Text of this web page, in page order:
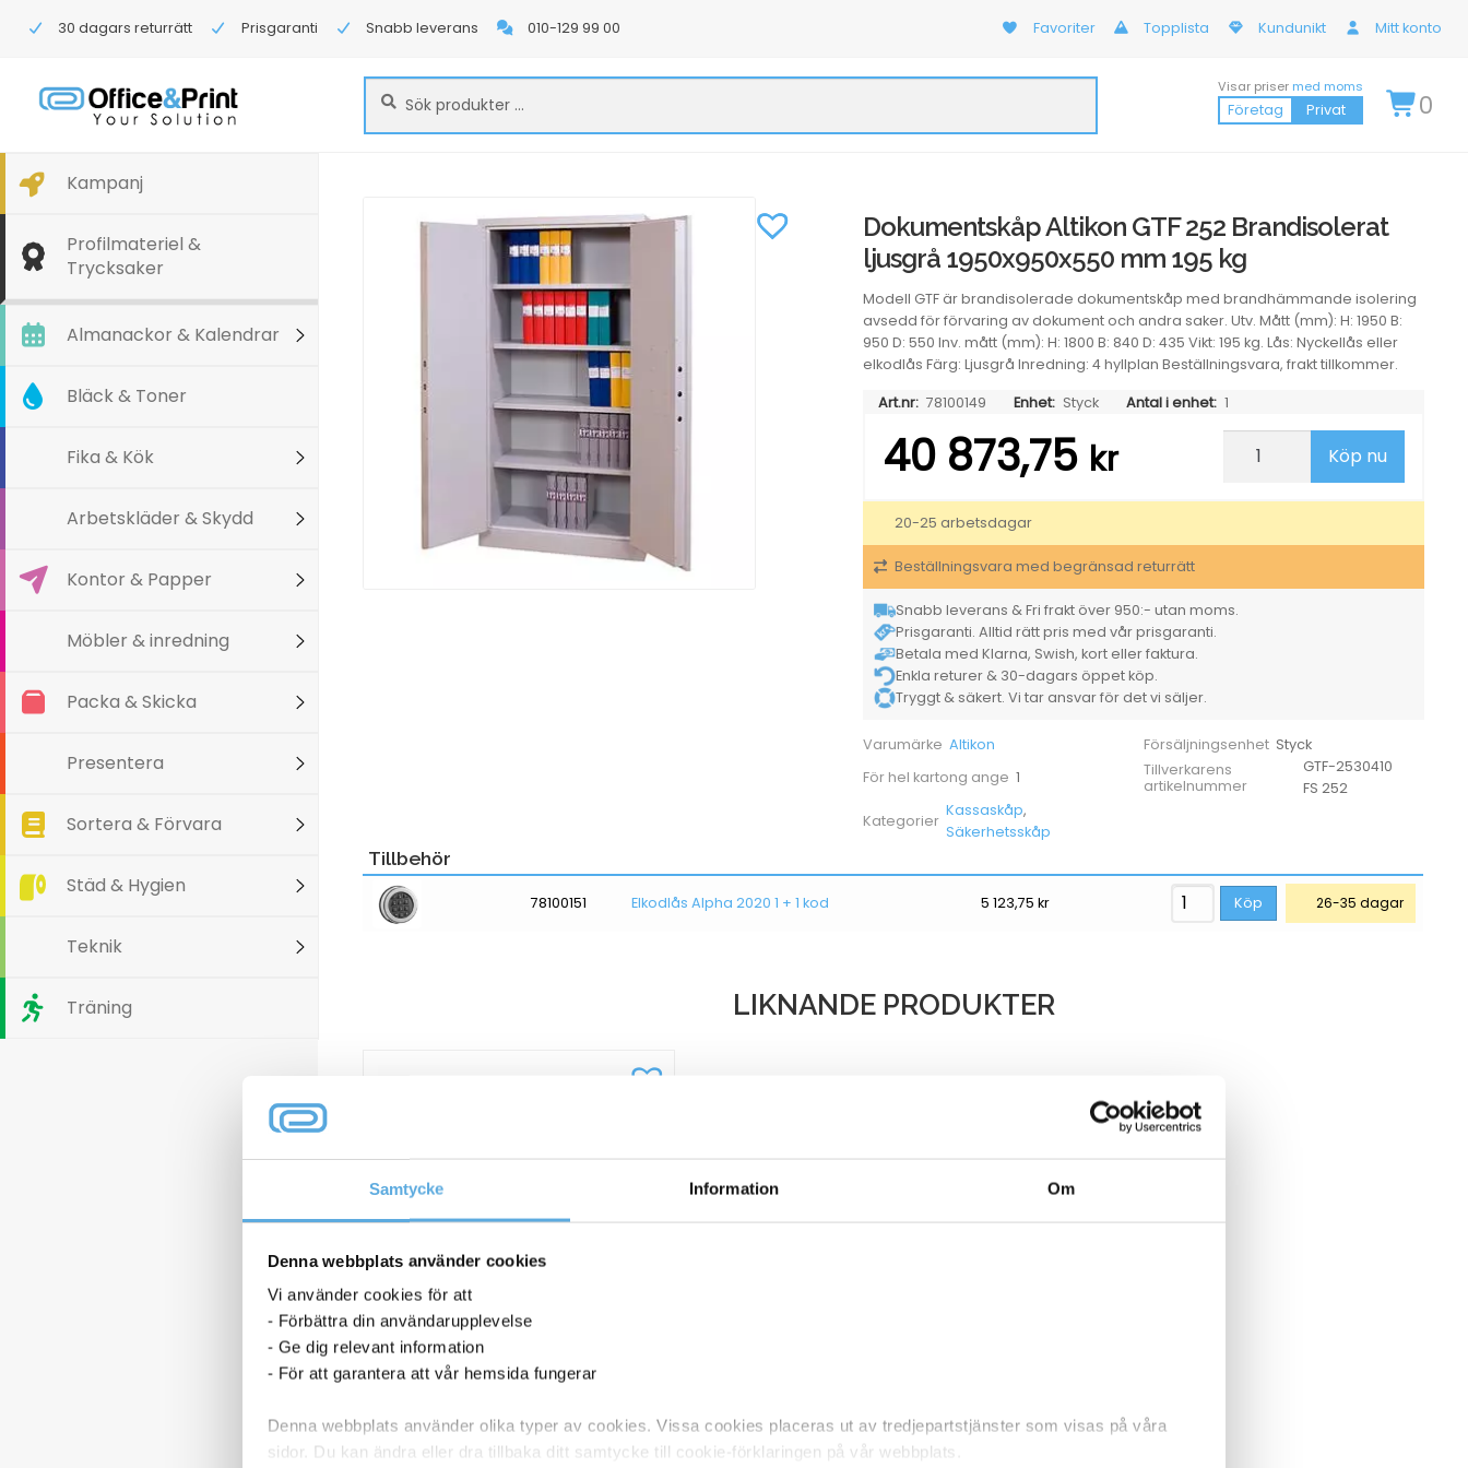
Samtycke Information Om
Denna webbplats använder cookies
Vi använder cookies för att
- Förbättra din användarupplevelse
- Ge dig relevant information
- För att garantera att vår hemsida fungerar
Denna webbplats använder olika typer av cookies. Vissa cookies placeras ut av tredjepartstjänster som visas på våra
sidor. Du kan ändra eller dra tillbaka ditt samtycke till cookie-förklaringen på vår webbplats.
30 dagars returrätt Prisgaranti Snabb leverans 010-129 99 00 Favoriter Topplista Kundunikt Mitt konto
Sök
efter:
Sök Visar priser med moms
Företag Privat 0
Kampanj
Profilmateriel &
Trycksaker
Almanackor & Kalendrar
Bläck & Toner
Fika & Kök
Arbetskläder & Skydd
Kontor & Papper
Möbler & inredning
Packa & Skicka
Presentera
Sortera & Förvara
Städ & Hygien
Teknik
Träning
Dokumentskåp Altikon GTF 252 Brandisolerat
ljusgrå 1950x950x550 mm 195 kg
Modell GTF är brandisolerade dokumentskåp med brandhämmande isolering
avsedd för förvaring av dokument och andra saker. Utv. Mått (mm): H: 1950 B:
950 D: 550 Inv. mått (mm): H: 1800 B: 840 D: 435 Vikt: 195 kg. Lås: Nyckellås eller
elkodlås Färg: Ljusgrå Inredning: 4 hyllplan Beställningsvara, frakt tillkommer.
Art.nr: 78100149 Enhet: Styck Antal i enhet: 1
40 873,75 kr
Dokumentskåp
Altikon
252
ljusgrå
mm
195
Köp nu
20-25 arbetsdagar
Beställningsvara med begränsad returrätt
Snabb leverans & Fri frakt över 950:- utan moms.
Prisgaranti. Alltid rätt pris med vår prisgaranti.
Betala med Klarna, Swish, kort eller faktura.
Enkla returer & 30-dagars öppet köp.
Tryggt & säkert. Vi tar ansvar för det vi säljer.
Varumärke Altikon Försäljningsenhet Styck
För hel kartong ange 1
Tillverkarens
artikelnummer
GTF-2530410
FS 252
Kategorier
Kassaskåp,
Säkerhetsskåp
Tillbehör
78100151 Elkodlås Alpha 2020 1 + 1 kod 5 123,75 kr Köp 26-35 dagar
LIKNANDE PRODUKTER
90mm
49,94